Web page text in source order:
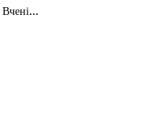
Вчені...